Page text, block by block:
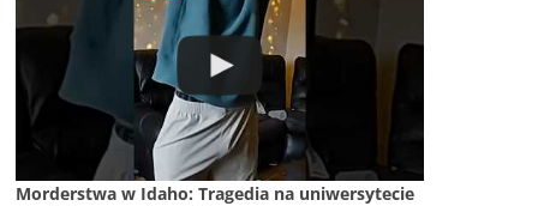
Morderstwa w Idaho: Tragedia na uniwersytecie